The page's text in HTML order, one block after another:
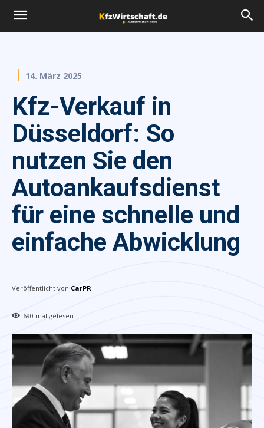
14. März 2025
Kfz-Verkauf in
Düsseldorf: So
nutzen Sie den
Autoankaufsdienst
für eine schnelle und
einfache Abwicklung
Veröffentlicht von CarPR
690 mal gelesen